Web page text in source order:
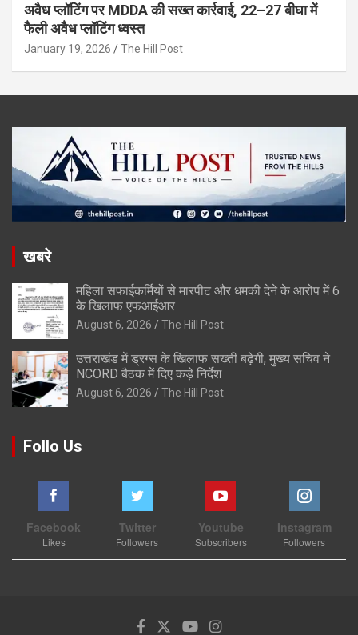
अवैध प्लॉटिंग पर MDDA की सख्त कार्रवाई, 22–27 बीघा में
फैली अवैध प्लॉटिंग ध्वस्त
January 19, 2026 The Hill Post
खबरे
महिला सफाईकर्मियों से मारपीट और धमकी देने के आरोप में 6
के खिलाफ एफआईआर
August 6, 2026 The Hill Post
उत्तराखंड में ड्रग्स के खिलाफ सख्ती बढ़ेगी, मुख्य सचिव ने
NCORD बैठक में दिए कड़े निर्देश
August 6, 2026 The Hill Post
Follo Us
Facebook
Likes
Twitter
Followers
Youtube
Subscribers
Instagram
Followers